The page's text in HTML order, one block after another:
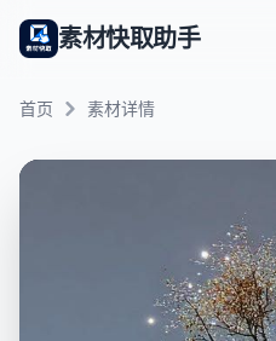
素材快取助手
首页 素材详情